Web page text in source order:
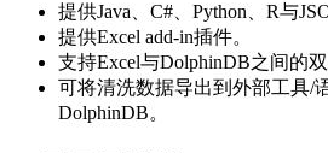
提供Java、C#、Python、R与
提供Excel add-in插件。
支持Excel与DolphinDB之间的
可将清洗数据导出到外部工具/
DolphinDB。